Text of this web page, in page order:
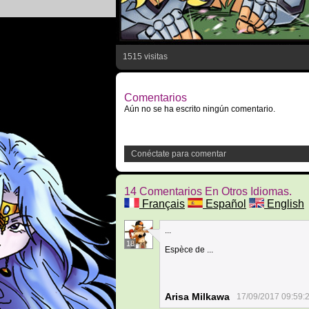
1515 visitas
Comentarios
Aún no se ha escrito ningún comentario.
Conéctate para comentar
14 Comentarios En Otros Idiomas.
Français
Español English
18
...
Espèce de ...
Arisa Milkawa 17/09/2017